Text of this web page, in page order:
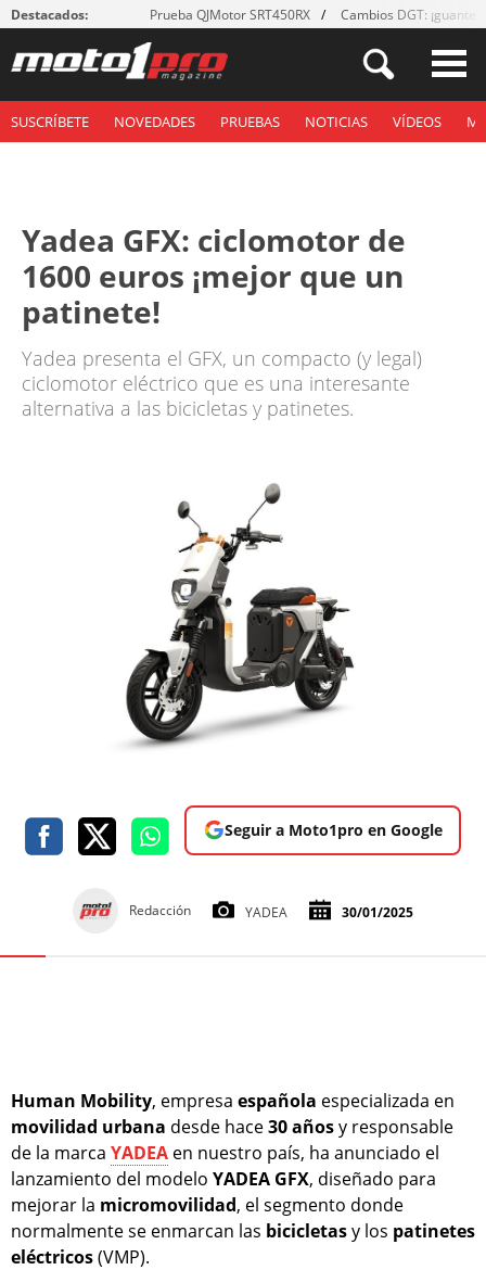
Destacados: Prueba QJMotor SRT450RX Cambios DGT: ¡guantes!
SUSCRÍBETE NOVEDADES PRUEBAS NOTICIAS VÍDEOS
Yadea GFX: ciclomotor de
1600 euros ¡mejor que un
patinete!
Yadea presenta el GFX, un compacto (y legal)
ciclomotor eléctrico que es una interesante
alternativa a las bicicletas y patinetes.
Seguir a Moto1pro en Google
Redacción YADEA 30/01/2025
Human Mobility, empresa española especializada en
movilidad urbana desde hace30añosy responsable
de la marca YADEA en nuestro país, ha anunciado el
lanzamiento del modelo YADEA GFX, diseñado para
mejorar la micromovilidad, el segmento donde
normalmente se enmarcan las bicicletasy los patinetes
eléctricos(VMP).